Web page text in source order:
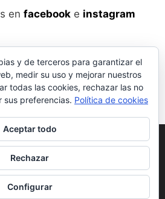
en facebook e instagram
y Política de Privacidad
generales de compra
• Creado con
y de terceros para garantizar el
medir su uso y mejorar nuestros
todas las cookies, rechazar las no
sus preferencias. Política de cookies
Aceptar todo
Rechazar
Configurar